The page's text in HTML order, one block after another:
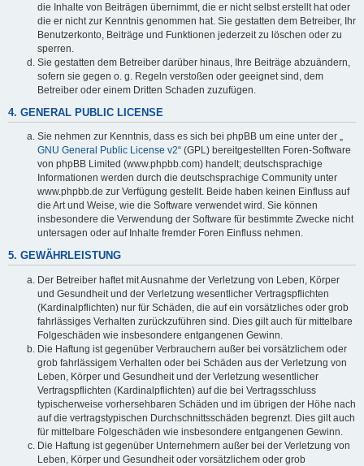
die Inhalte von Beiträgen übernimmt, die er nicht selbst erstellt hat oder
die er nicht zur Kenntnis genommen hat. Sie gestatten dem Betreiber, Ihr
Benutzerkonto, Beiträge und Funktionen jederzeit zu löschen oder zu
sperren.
Sie gestatten dem Betreiber darüber hinaus, Ihre Beiträge abzuändern,
sofern sie gegen o. g. Regeln verstoßen oder geeignet sind, dem
Betreiber oder einem Dritten Schaden zuzufügen.
4. GENERAL PUBLIC LICENSE
Sie nehmen zur Kenntnis, dass es sich bei phpBB um eine unter der „
GNU General Public License v2“ (GPL) bereitgestellten Foren-Software
von phpBB Limited (www.phpbb.com) handelt; deutschsprachige
Informationen werden durch die deutschsprachige Community unter
www.phpbb.de zur Verfügung gestellt. Beide haben keinen Einfluss auf
die Art und Weise, wie die Software verwendet wird. Sie können
insbesondere die Verwendung der Software für bestimmte Zwecke nicht
untersagen oder auf Inhalte fremder Foren Einfluss nehmen.
5. GEWÄHRLEISTUNG
Der Betreiber haftet mit Ausnahme der Verletzung von Leben, Körper
und Gesundheit und der Verletzung wesentlicher Vertragspflichten
(Kardinalpflichten) nur für Schäden, die auf ein vorsätzliches oder grob
fahrlässiges Verhalten zurückzuführen sind. Dies gilt auch für mittelbare
Folgeschäden wie insbesondere entgangenen Gewinn.
Die Haftung ist gegenüber Verbrauchern außer bei vorsätzlichem oder
grob fahrlässigem Verhalten oder bei Schäden aus der Verletzung von
Leben, Körper und Gesundheit und der Verletzung wesentlicher
Vertragspflichten (Kardinalpflichten) auf die bei Vertragsschluss
typischerweise vorhersehbaren Schäden und im übrigen der Höhe nach
auf die vertragstypischen Durchschnittsschäden begrenzt. Dies gilt auch
für mittelbare Folgeschäden wie insbesondere entgangenen Gewinn.
Die Haftung ist gegenüber Unternehmern außer bei der Verletzung von
Leben, Körper und Gesundheit oder vorsätzlichem oder grob